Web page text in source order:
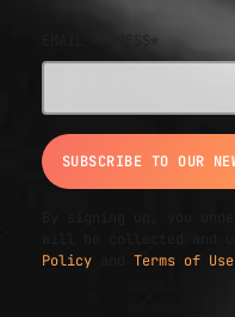
EMAIL ADDRESS*
Policy
Terms of Use